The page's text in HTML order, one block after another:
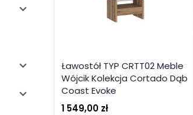



Ławostół TYP CRTT02 Meble
Wójcik Kolekcja Cortado Dąb
Coast Evoke
1 549,00 zł